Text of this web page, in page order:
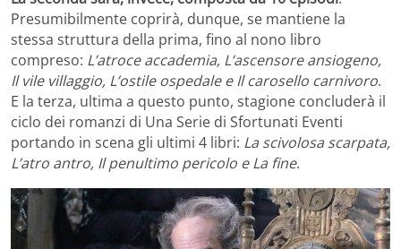
Presumibilmente coprirà, dunque, se mantiene la
stessa struttura della prima, fino al nono libro
compreso: L’atroce accademia, L’ascensore ansiogeno,
Il vile villaggio, L’ostile ospedale e Il carosello carnivoro.
E la terza, ultima a questo punto, stagione concluderà il
ciclo dei romanzi di Una Serie di Sfortunati Eventi
portando in scena gli ultimi 4 libri: La scivolosa scarpata,
L’atro antro, Il penultimo pericolo e La fine.